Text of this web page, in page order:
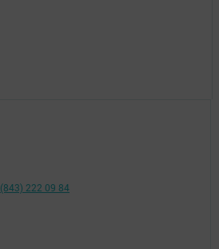
(843) 222 09 84